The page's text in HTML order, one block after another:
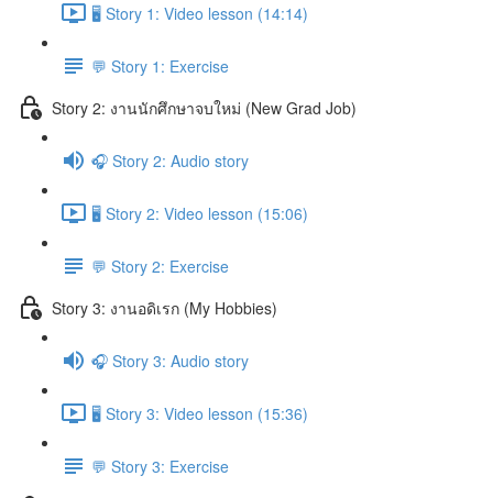
🖥️ Story 1: Video lesson (14:14)
💬 Story 1: Exercise
Story 2: งานนักศึกษาจบใหม่ (New Grad Job)
🎧 Story 2: Audio story
🖥️ Story 2: Video lesson (15:06)
💬 Story 2: Exercise
Story 3: งานอดิเรก (My Hobbies)
🎧 Story 3: Audio story
🖥️ Story 3: Video lesson (15:36)
💬 Story 3: Exercise